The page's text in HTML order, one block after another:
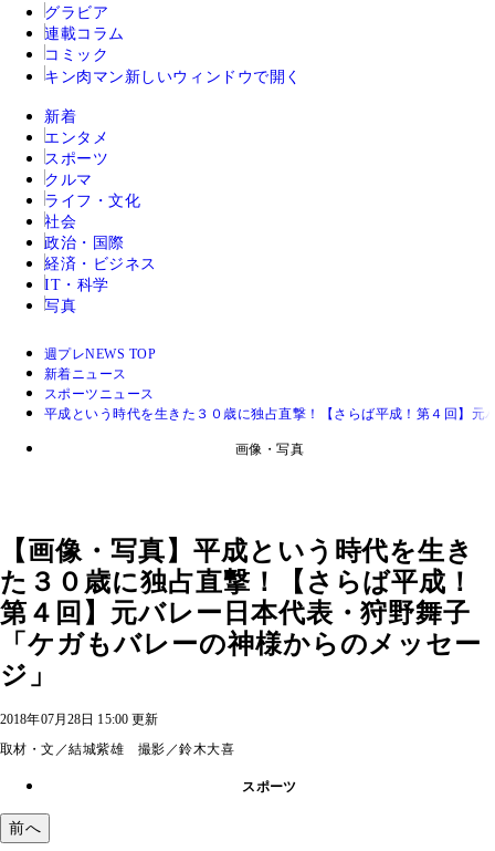
グラビア
連載コラム
コミック
キン肉マン 新しいウィンドウで開く
新着
エンタメ
スポーツ
クルマ
ライフ・文化
社会
政治・国際
経済・ビジネス
IT・科学
写真
週プレNEWS TOP
新着ニュース
スポーツニュース
平成という時代を生きた３０歳に独占直撃！【さらば平成！第４回】
画像・写真
【画像・写真】平成という時代を生き
た３０歳に独占直撃！【さらば平成！
第４回】元バレー日本代表・狩野舞子
「ケガもバレーの神様からのメッセー
ジ」
2018年07月28日 15:00 更新
取材・文／結城紫雄 撮影／鈴木大喜
スポーツ
前へ